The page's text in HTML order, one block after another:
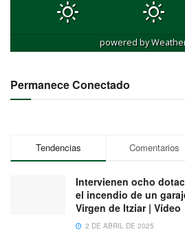
powered by
Permanece Conectado
Tendencias Comentarios
Intervienen ocho
el incendio de un
Virgen de Itziar | Vídeo
2 DE ABRIL DE 2025